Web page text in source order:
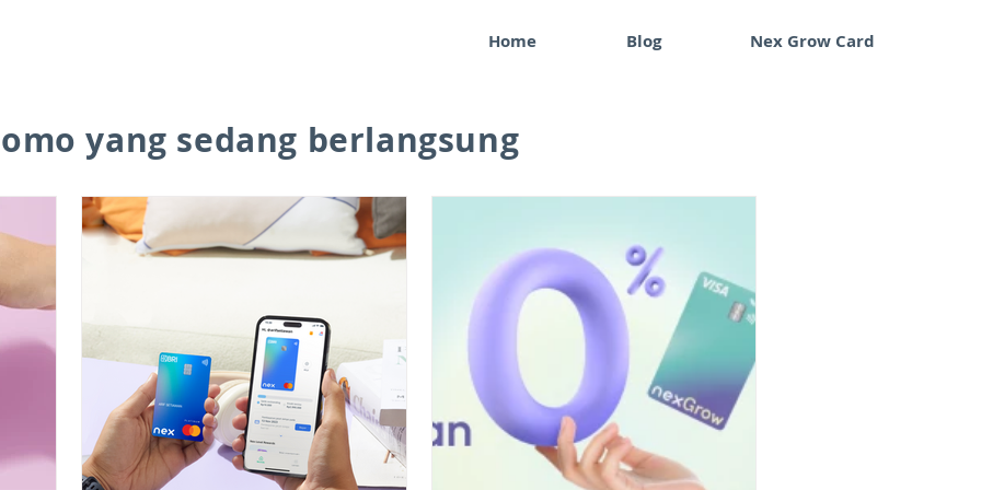
Home Blog Nex Grow Card
yang sedang berlangsung